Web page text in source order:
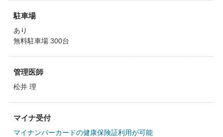
駐車場
あり
無料駐車場 300台
管理医師
松井 理
マイナ受付
マイナンバーカードの健康保険証利用が可能